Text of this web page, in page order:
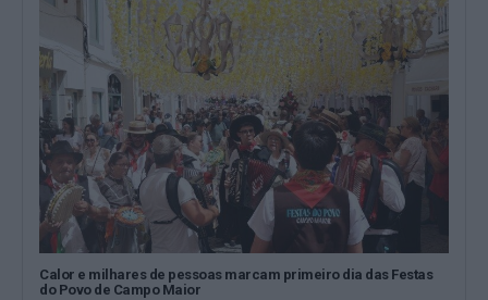
Calor e milhares de pessoas marcam primeiro dia das Festas
do Povo de Campo Maior